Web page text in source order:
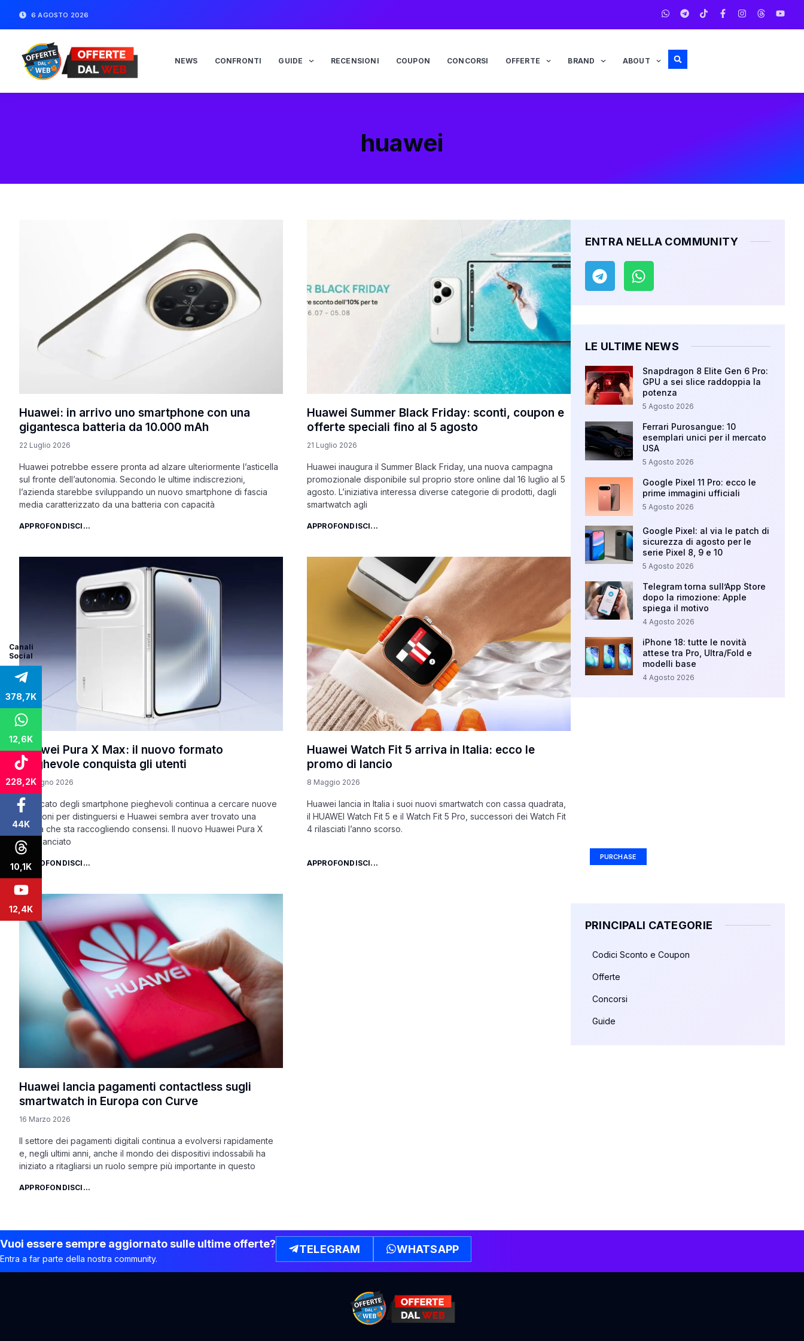
6 AGOSTO 2026
NEWS CONFRONTI GUIDE RECENSIONI COUPON CONCORSI OFFERTE BRAND ABOUT
Canali
Social
378,7K
12,6K
228,2K
44K
10,1K
12,4K
huawei
Huawei: in arrivo uno smartphone con una
gigantesca batteria da 10.000 mAh
22 Luglio 2026
Huawei potrebbe essere pronta ad alzare ulteriormente l’asticella
sul fronte dell’autonomia. Secondo le ultime indiscrezioni,
l’azienda starebbe sviluppando un nuovo smartphone di fascia
media caratterizzato da una batteria con capacità
APPROFONDISCI...
Huawei Summer Black Friday: sconti, coupon e
offerte speciali fino al 5 agosto
21 Luglio 2026
Huawei inaugura il Summer Black Friday, una nuova campagna
promozionale disponibile sul proprio store online dal 16 luglio al 5
agosto. L’iniziativa interessa diverse categorie di prodotti, dagli
smartwatch agli
APPROFONDISCI...
Huawei Pura X Max: il nuovo formato
pieghevole conquista gli utenti
17 Giugno 2026
Il mercato degli smartphone pieghevoli continua a cercare nuove
soluzioni per distinguersi e Huawei sembra aver trovato una
strada che sta raccogliendo consensi. Il nuovo Huawei Pura X
Max, lanciato
APPROFONDISCI...
Huawei Watch Fit 5 arriva in Italia: ecco le
promo di lancio
8 Maggio 2026
Huawei lancia in Italia i suoi nuovi smartwatch con cassa quadrata,
il HUAWEI Watch Fit 5 e il Watch Fit 5 Pro, successori dei Watch Fit
4 rilasciati l’anno scorso.
APPROFONDISCI...
Huawei lancia pagamenti contactless sugli
smartwatch in Europa con Curve
16 Marzo 2026
Il settore dei pagamenti digitali continua a evolversi rapidamente
e, negli ultimi anni, anche il mondo dei dispositivi indossabili ha
iniziato a ritagliarsi un ruolo sempre più importante in questo
APPROFONDISCI...
ENTRA NELLA COMMUNITY
LE ULTIME NEWS
Snapdragon 8 Elite Gen 6 Pro:
GPU a sei slice raddoppia la
potenza
5 Agosto 2026
Ferrari Purosangue: 10
esemplari unici per il mercato
USA
5 Agosto 2026
Google Pixel 11 Pro: ecco le
prime immagini ufficiali
5 Agosto 2026
Google Pixel: al via le patch di
sicurezza di agosto per le
serie Pixel 8, 9 e 10
5 Agosto 2026
Telegram torna sull’App Store
dopo la rimozione: Apple
spiega il motivo
4 Agosto 2026
iPhone 18: tutte le novità
attese tra Pro, Ultra/Fold e
modelli base
4 Agosto 2026
PURCHASE
PRINCIPALI CATEGORIE
Codici Sconto e Coupon
Offerte
Concorsi
Guide
Vuoi essere sempre aggiornato sulle ultime offerte?
Entra a far parte della nostra community.
TELEGRAM WHATSAPP